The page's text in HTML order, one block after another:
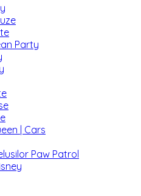
Party
| Cars
Paw Patrol